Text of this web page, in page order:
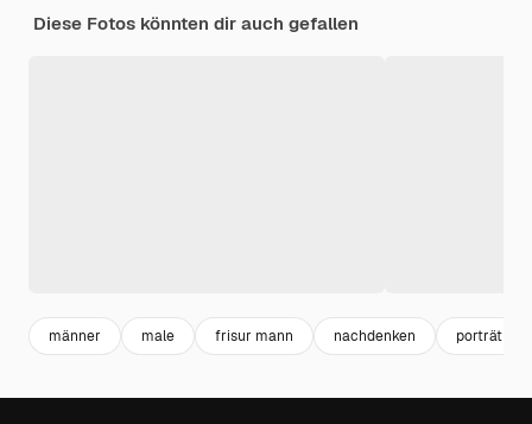
Diese Fotos könnten dir auch gefallen
männer male frisur mann nachdenken porträt